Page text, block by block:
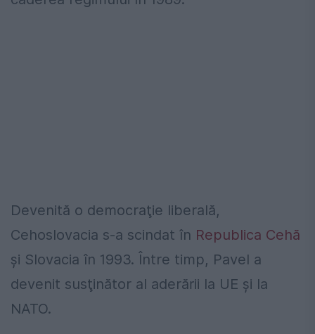
Devenită o democraţie liberală,
Cehoslovacia s-a scindat în Republica Cehă
şi Slovacia în 1993. Între timp, Pavel a
devenit susţinător al aderării la UE şi la
NATO.